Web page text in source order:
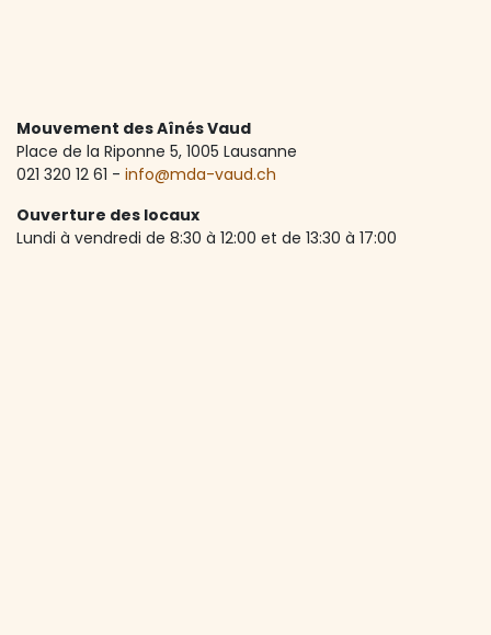
Mouvement des Aînés Vaud
Place de la Riponne 5, ​1005 Lausanne
021 320 12 61 - info@mda-vaud.ch
Ouverture des locaux
Lundi à vendredi de 8:30 à 12:00 et de 13:30 à 17:00